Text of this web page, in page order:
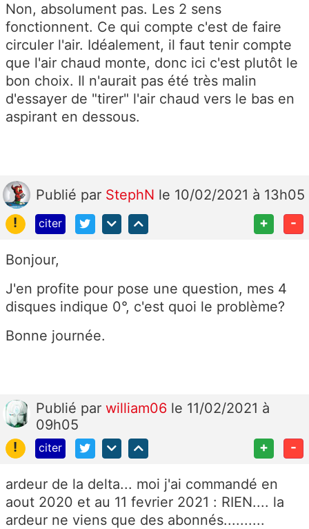
Non, absolument pas. Les 2 sens
fonctionnent. Ce qui compte c'est de faire
circuler l'air. Idéalement, il faut tenir compte
que l'air chaud monte, donc ici c'est plutôt le
bon choix. Il n'aurait pas été très malin
d'essayer de "tirer" l'air chaud vers le bas en
aspirant en dessous.
Publié par StephN le 10/02/2021 à 13h05
!
citer + -
Bonjour,
J'en profite pour pose une question, mes 4
disques indique 0°, c'est quoi le problème?
Bonne journée.
Publié par william06 le 11/02/2021 à
09h05
!
citer + -
ardeur de la delta... moi j'ai commandé en
aout 2020 et au 11 fevrier 2021 : RIEN.... la
ardeur ne viens que des abonnés..........